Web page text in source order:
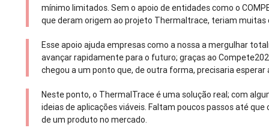
mínimo limitados. Sem o apoio de entidades como o
que deram origem ao projeto Thermaltrace, teriam muitas
Esse apoio ajuda empresas como a nossa a mergulhar
avançar rapidamente para o futuro; graças ao
chegou a um ponto que, de outra forma, precisaria esperar
Neste ponto, o ThermalTrace é uma solução real; com
ideias de aplicações viáveis. Faltam poucos passos até
de um produto no mercado.